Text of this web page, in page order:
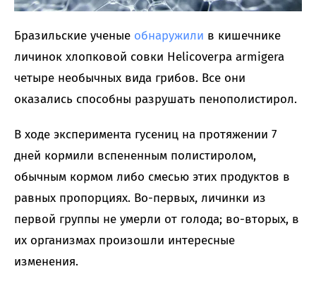
Бразильские ученые обнаружили в кишечнике
личинок хлопковой совки Helicoverpa armigera
четыре необычных вида грибов. Все они
оказались способны разрушать пенополистирол.
В ходе эксперимента гусениц на протяжении 7
дней кормили вспененным полистиролом,
обычным кормом либо смесью этих продуктов в
равных пропорциях. Во-первых, личинки из
первой группы не умерли от голода; во-вторых, в
их организмах произошли интересные
изменения.